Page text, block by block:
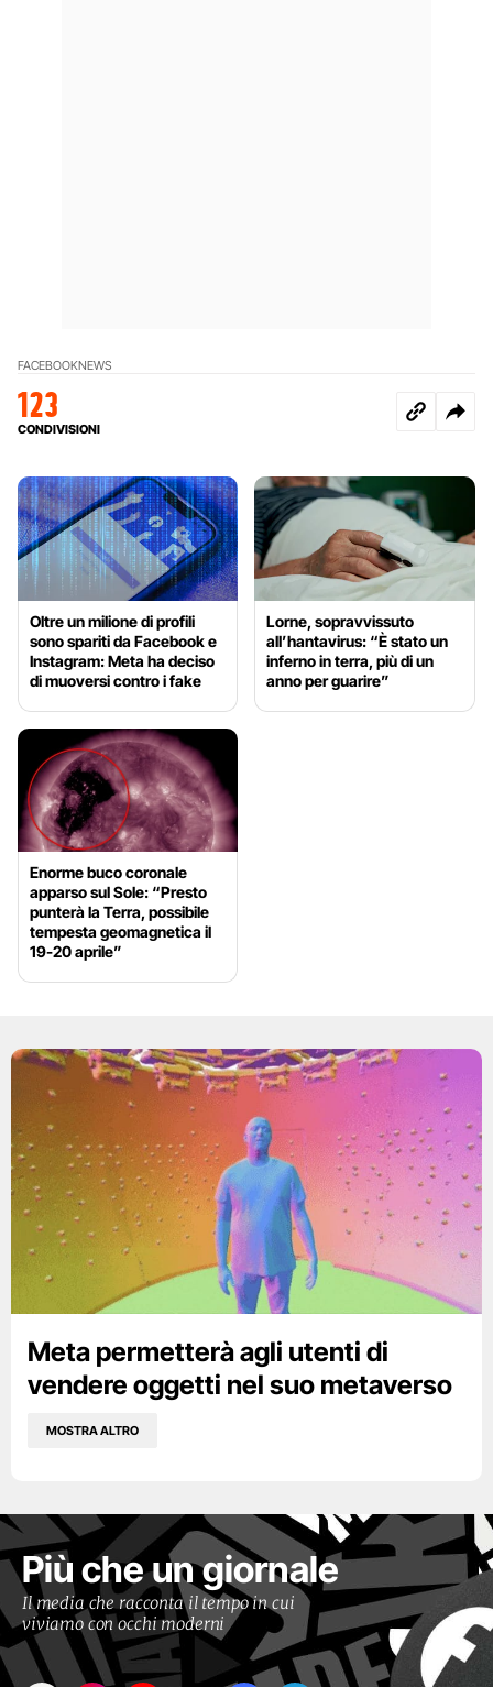
FACEBOOKNEWS
123
CONDIVISIONI
Oltre un milione di profili
sono spariti da Facebook e
Instagram: Meta ha deciso
di muoversi contro i fake
Lorne, sopravvissuto
all’hantavirus: “È stato un
inferno in terra, più di un
anno per guarire”
Enorme buco coronale
apparso sul Sole: “Presto
punterà la Terra, possibile
tempesta geomagnetica il
19-20 aprile”
Meta permetterà agli utenti di
vendere oggetti nel suo metaverso
MOSTRA ALTRO
Più che un giornale
Il media che racconta il tempo in cui
viviamo con occhi moderni